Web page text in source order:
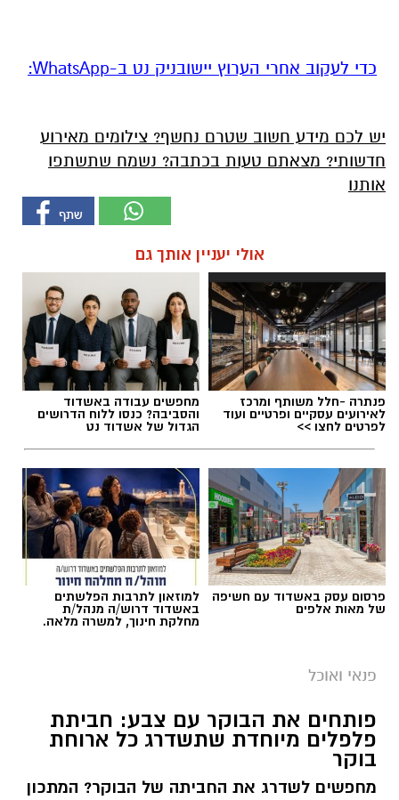
‏כדי לעקוב אחרי הערוץ יישובניק נט ב-WhatsApp:‏‏‏
יש לכם מידע חשוב שטרם נחשף? צילומים מאירוע
חדשותי? מצאתם טעות בכתבה? נשמח שתשתפו
אותנו
אולי יעניין אותך גם
פנתרה -חלל משותף ומרכז
לאירועים עסקיים ופרטיים ועוד
לפרטים לחצו >>
מחפשים עבודה באשדוד
והסביבה? כנסו ללוח הדרושים
הגדול של אשדוד נט
פרסום עסק באשדוד עם חשיפה
של מאות אלפים
למוזאון לתרבות הפלשתים
באשדוד דרוש/ה מנהל/ת
מחלקת חינוך, למשרה מלאה.
פנאי ואוכל
פותחים את הבוקר עם צבע: חביתת
פלפלים מיוחדת שתשדרג כל ארוחת
בוקר
מחפשים לשדרג את החביתה של הבוקר? המתכון